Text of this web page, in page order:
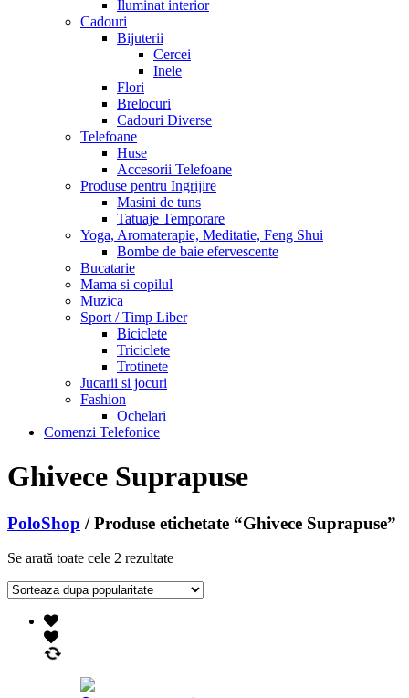
Iluminat interior
Cadouri
Bijuterii
Cercei
Inele
Flori
Brelocuri
Cadouri Diverse
Telefoane
Huse
Accesorii Telefoane
Produse pentru Ingrijire
Masini de tuns
Tatuaje Temporare
Yoga, Aromaterapie, Meditatie, Feng Shui
Bombe de baie efervescente
Bucatarie
Mama si copilul
Muzica
Sport / Timp Liber
Biciclete
Triciclete
Trotinete
Jucarii si jocuri
Fashion
Ochelari
Comenzi Telefonice
Ghivece Suprapuse
PoloShop / Produse etichetate “Ghivece Suprapuse”
Se arată toate cele 2 rezultate